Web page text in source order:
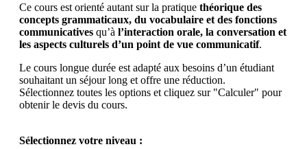
Ce cours est orienté autant sur la pratique théorique des
concepts grammaticaux, du vocabulaire et des fonctions
communicatives qu’à l’interaction orale, la conversation et
les aspects culturels d’un point de vue communicatif.
Le cours longue durée est adapté aux besoins d’un étudiant
souhaitant un séjour long et offre une réduction.
Sélectionnez toutes les options et cliquez sur "Calculer" pour
obtenir le devis du cours.
Sélectionnez votre niveau :